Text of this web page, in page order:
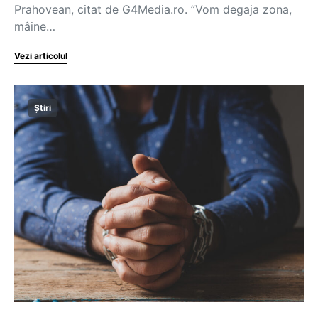
Prahovean, citat de G4Media.ro. ”Vom degaja zona,
mâine…
Vezi articolul
Știri